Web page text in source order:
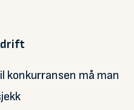
konkurransen må man